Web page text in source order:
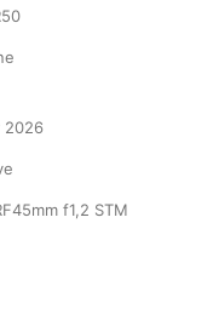
2026
f1,2 STM